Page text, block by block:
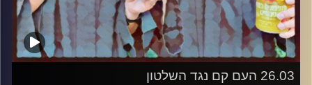
26.03 העם קם נגד השלטון